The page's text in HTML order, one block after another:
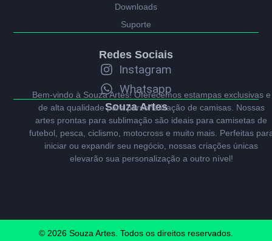
Souza Artes
Bem-vindo à Souza Artes! Oferecemos estampas exclusivas e
de alta qualidade para personalização de camisas. Nossas
artes prontas para sublimação são ideais para camisetas de
futebol, pesca, ciclismo, motocross e muito mais. Perfeitas
iniciar ou expandir seu negócio, nossas criações únicas
elevarão sua personalização a outro nível!
Redes Sociais
Instagram
Whatsapp
Downloads
Suporte
© 2026 Souza Artes. Todos os direitos reservados.